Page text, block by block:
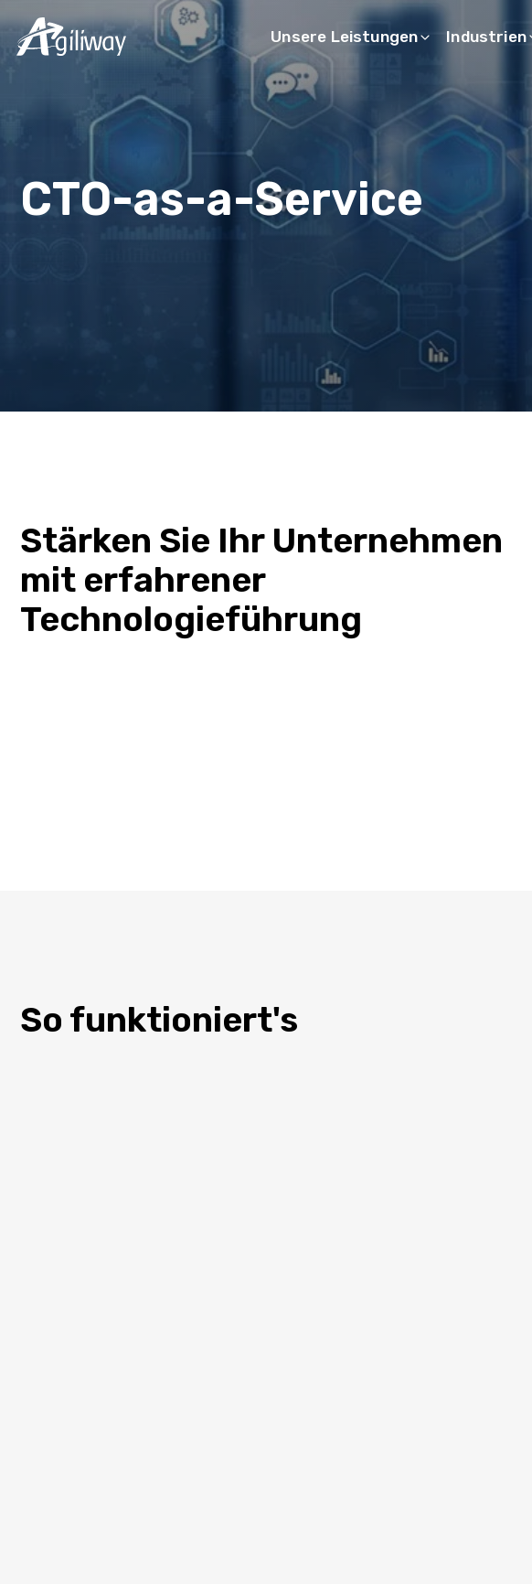
Unsere Leistungen Industrien
Suchanfrage
CTO-as-a-Service
Stärken Sie Ihr Unternehmen
mit erfahrener
Technologieführung
So funktioniert's